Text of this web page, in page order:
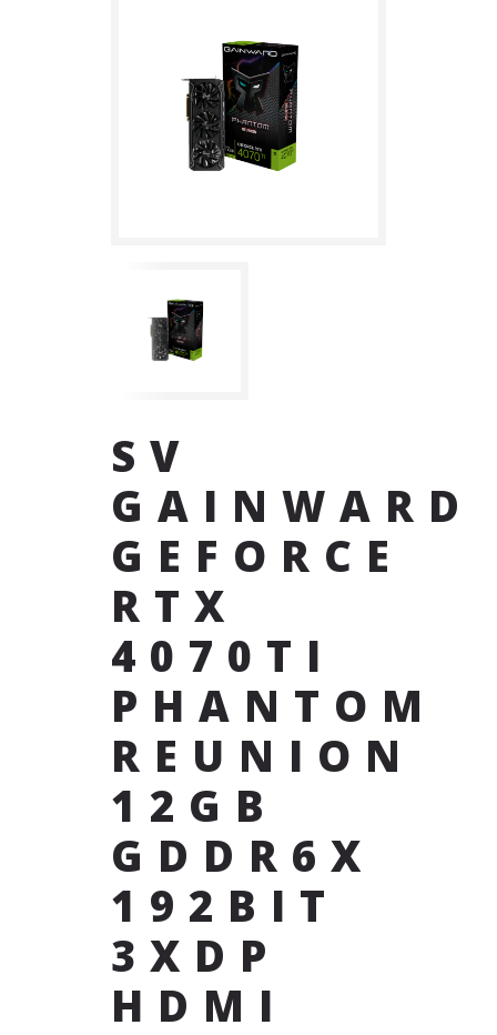
SV
GAINWARD
GEFORCE
RTX
4070TI
PHANTOM
REUNION
12GB
GDDR6X
192BIT
3XDP
HDMI